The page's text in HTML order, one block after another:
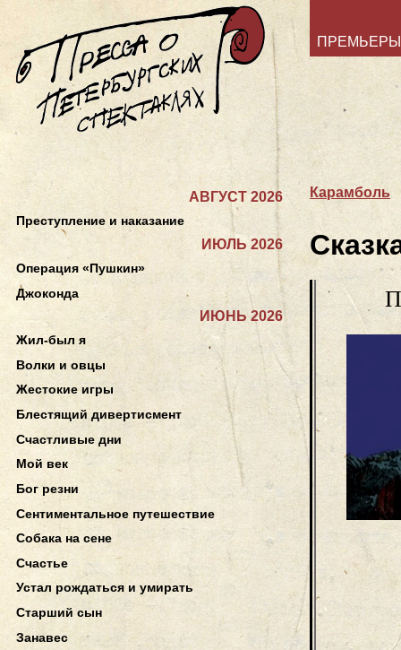
ПРЕМЬЕРЫ
Карамболь
АВГУСТ 2026
Преступление и наказание
ИЮЛЬ 2026
Операция «Пушкин»
Джоконда
ИЮНЬ 2026
Жил-был я
Волки и овцы
Жестокие игры
Блестящий дивертисмент
Счастливые дни
Мой век
Бог резни
Сентиментальное путешествие
Собака на сене
Счастье
Устал рождаться и умирать
Старший сын
Занавес